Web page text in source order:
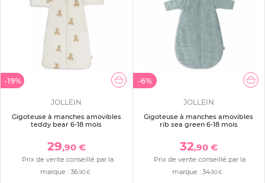
-19%
JOLLEIN
Gigoteuse à manches amovibles
teddy bear 6-18 mois
29,90 €
Prix de vente conseillé par la
marque : 36,90 €
-6%
JOLLEIN
Gigoteuse à manches amovibles
rib sea green 6-18 mois
32,90 €
Prix de vente conseillé par la
marque :34,90 €